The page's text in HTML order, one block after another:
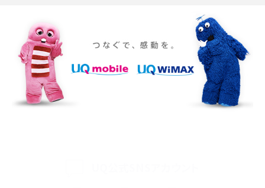
iPhone 16eとiPhone SE（第3世代）の違いは？サイズやスペックを比較して解説
iPhone 16eとiPhone 14を徹底比較！スペック・機能の違いをわかりやすく紹介
iPhone 16シリーズのモデルを比較！価格・サイズ・カメラ性能の違いを徹底解説
iPhone 16とiPhone 15の違いは？カメラ・スペック・機能を徹底比較